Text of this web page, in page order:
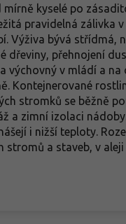
kyselé po
pravidelná zálivka
Výživa bývá střídmá,
dřeviny, přehnojení
výchovný v mládí a
Kontejnerované
stromků se běžně
a zimní izolaci
i nižší teploty.
stromů a staveb, v